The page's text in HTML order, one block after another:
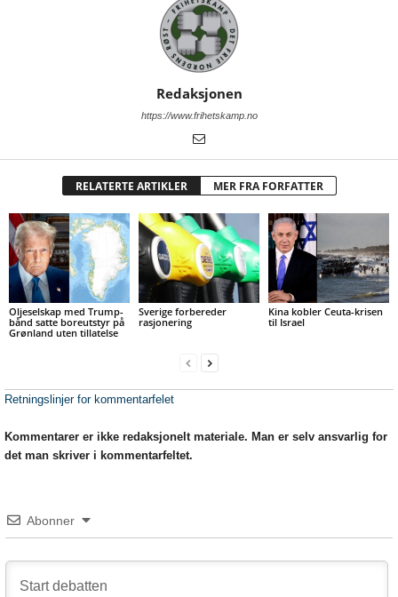
Redaksjonen
https://www.frihetskamp.no
RELATERTE ARTIKLER MER FRA FORFATTER
Oljeselskap med Trump-
bånd satte boreutstyr på
Grønland uten tillatelse
Sverige forbereder
rasjonering
Kina kobler Ceuta-krisen
til Israel
Retningslinjer for kommentarfelet
Kommentarer er ikke redaksjonelt materiale. Man er selv ansvarlig for
det man skriver i kommentarfeltet.
Abonner